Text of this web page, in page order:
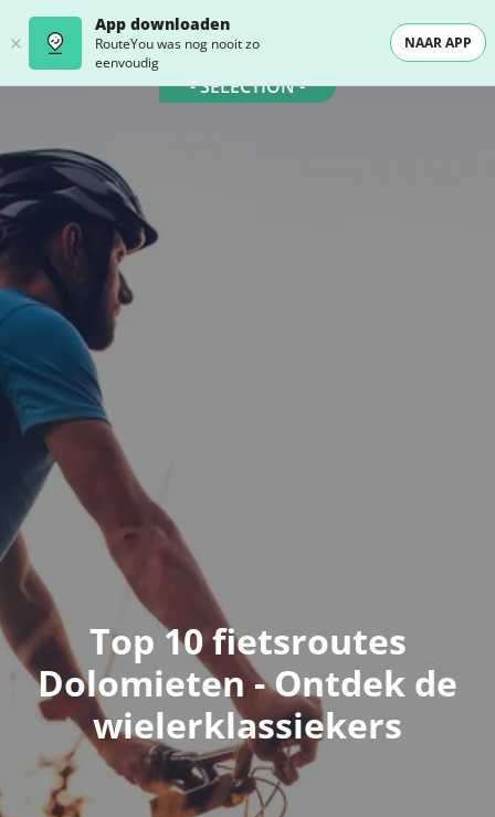
App downloaden
RouteYou was nog nooit zo
eenvoudig
NAAR APP
- SELECTION -
Top 10 fietsroutes
Dolomieten - Ontdek de
wielerklassiekers